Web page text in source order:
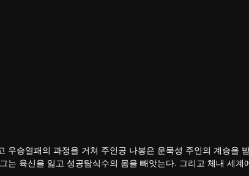
우승열패의 과정을 거쳐 주인공 나봉은 운묵성 주인의 계승을
는 육신을 잃고 성공탐식수의 몸을 빼앗는다. 그리고 체내 세계